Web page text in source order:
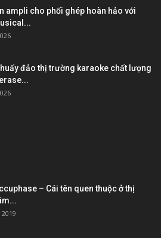
ampli cho phối ghép hoàn hảo với
đảo thị trường karaoke chất lượng
– Cái tên quen thuộc ở thị